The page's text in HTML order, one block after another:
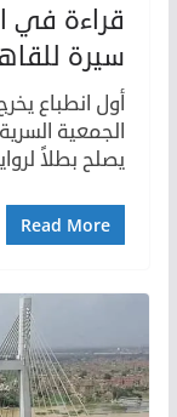
قراءة في
سيرة للقاهرة
أول انطباع
الجمعية
يصلح بطلاً
Read More